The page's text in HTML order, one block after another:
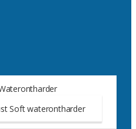
Soft waterontharder